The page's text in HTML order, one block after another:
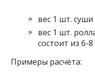
вес 1 шт.
вес 1 шт.
состоит из 6-
Примеры расчёта: